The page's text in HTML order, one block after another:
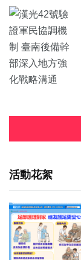
活動花絮